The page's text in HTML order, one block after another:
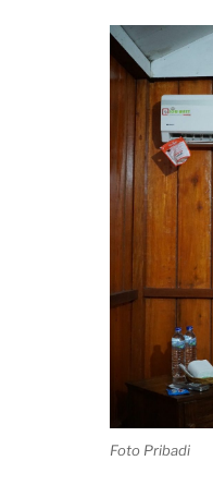
Foto Pribadi